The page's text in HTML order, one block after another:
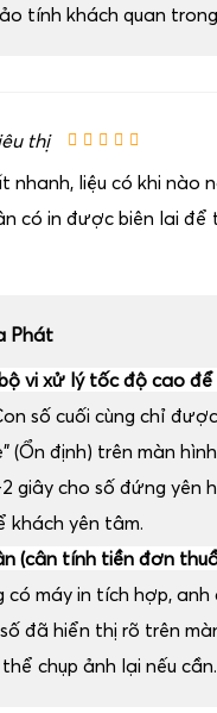
tính khách quan
thị
nhanh, liệu có khi nào
có in được biên lai để
Phát
vi xử lý tốc độ cao để
số cuối cùng chỉ
(Ổn định) trên màn
giây cho số đứng yên
khách yên tâm.
(cân tính tiền đơn
có máy in tích hợp,
đã hiển thị rõ trên
chụp ảnh lại nếu cần.